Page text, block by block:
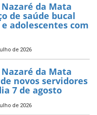
da Mata
de saúde bucal
adolescentes com
de 2026
da Mata
novos servidores
7 de agosto
de 2026